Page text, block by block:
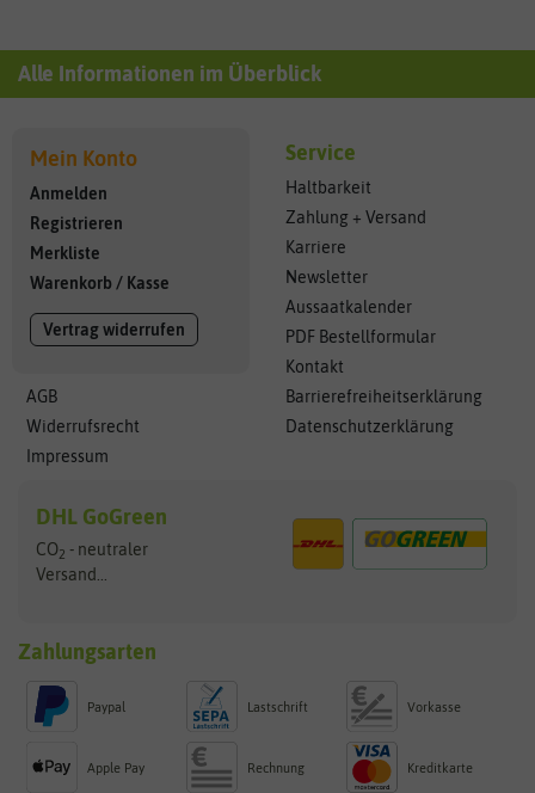
Alle Informationen im Überblick
Mein Konto
Anmelden
Registrieren
Merkliste
Warenkorb / Kasse
Vertrag widerrufen
AGB
Widerrufsrecht
Impressum
Service
Haltbarkeit
Zahlung + Versand
Karriere
Newsletter
Aussaatkalender
PDF Bestellformular
Kontakt
Barrierefreiheitserklärung
Datenschutzerklärung
DHL GoGreen
CO2 - neutraler
Versand...
Zahlungsarten
Paypal Lastschrift Vorkasse
Apple Pay Rechnung Kreditkarte